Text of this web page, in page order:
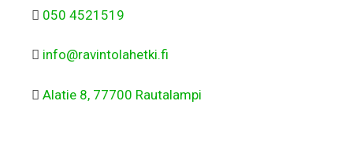
050 4521519
info@ravintolahetki.fi
Alatie 8, 77700 Rautalampi